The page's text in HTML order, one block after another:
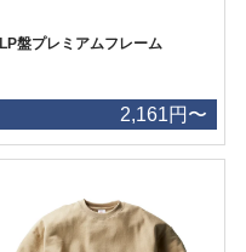
LP盤プレミアムフレーム
2,161円〜